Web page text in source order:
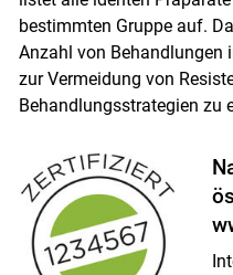
bestimmten Gruppe auf.
Anzahl von Behandlungen
zur Vermeidung von
Behandlungsstrategien zu